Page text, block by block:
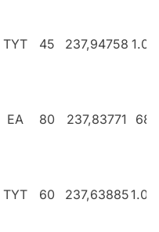
TYT 45 237,94758
EA 80 237,83771
TYT 60 237,63885